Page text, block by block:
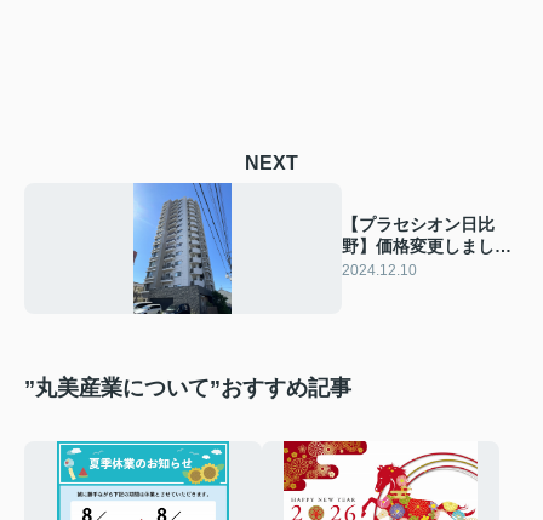
NEXT
【プラセシオン日比
野】価格変更しまし
た！
2024.12.10
”丸美産業について”おすすめ記事